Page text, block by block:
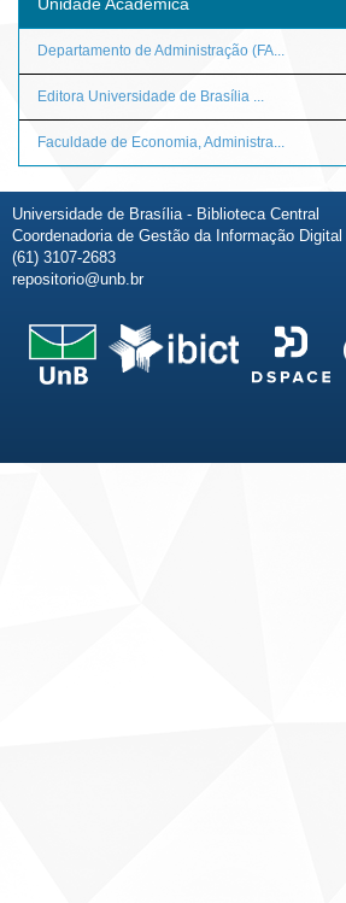
Departamento de Administração (FA...
Editora Universidade de Brasília ...
Faculdade de Economia, Administra...
Universidade de Brasília - Biblioteca Central
Coordenadoria de Gestão da Informação
(61) 3107-2683
repositorio@unb.br